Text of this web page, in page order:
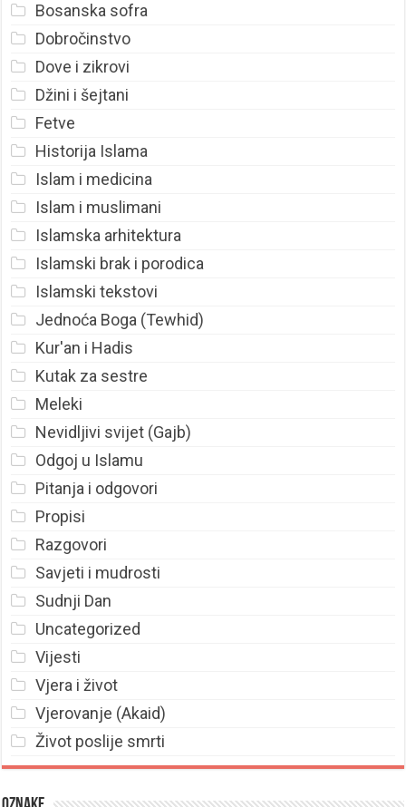
Bosanska sofra
Dobročinstvo
Dove i zikrovi
Džini i šejtani
Fetve
Historija Islama
Islam i medicina
Islam i muslimani
Islamska arhitektura
Islamski brak i porodica
Islamski tekstovi
Jednoća Boga (Tewhid)
Kur'an i Hadis
Kutak za sestre
Meleki
Nevidljivi svijet (Gajb)
Odgoj u Islamu
Pitanja i odgovori
Propisi
Razgovori
Savjeti i mudrosti
Sudnji Dan
Uncategorized
Vijesti
Vjera i život
Vjerovanje (Akaid)
Život poslije smrti